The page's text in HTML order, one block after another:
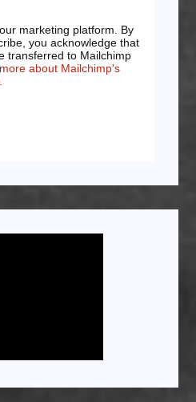
marketing platform. By
you acknowledge that
transferred to Mailchimp
about Mailchimp's